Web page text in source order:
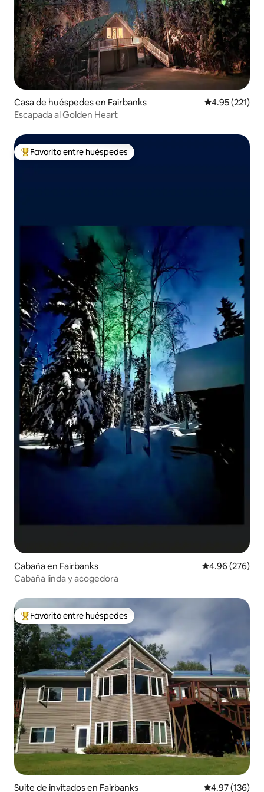
Casa de huéspedes en Fairbanks Calificación
4.95 (221)
Escapada al Golden Heart
Favorito entre huéspedes preferido
Favorito entre huéspedes
Cabaña en Fairbanks Calificación
4.96 (276)
Cabaña linda y acogedora
Favorito entre huéspedes preferido
Favorito entre huéspedes
Suite de invitados en Fairbanks Calificación
4.97 (136)